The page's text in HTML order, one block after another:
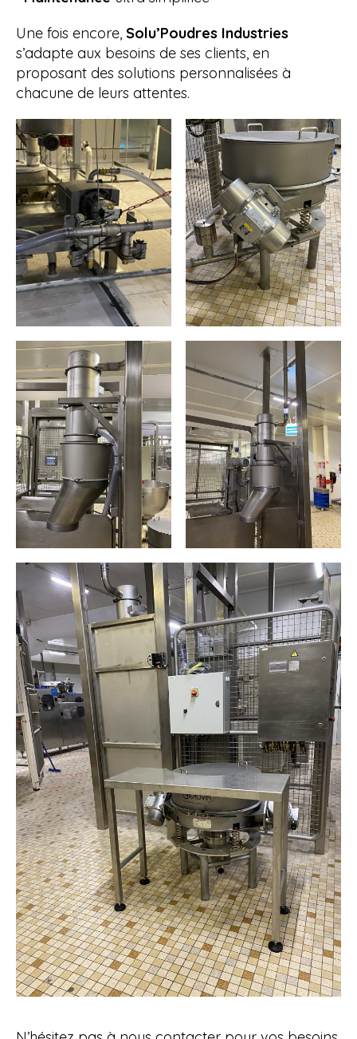
Une fois encore, Solu’Poudres Industries
s’adapte aux besoins de ses clients, en
proposant des solutions personnalisées à
chacune de leurs attentes.